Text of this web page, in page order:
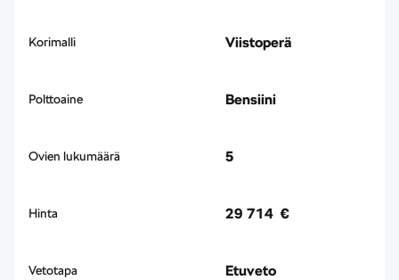
Korimalli Viistoperä
Polttoaine Bensiini
Ovien lukumäärä 5
Hinta 29 714 €
Vetotapa Etuveto